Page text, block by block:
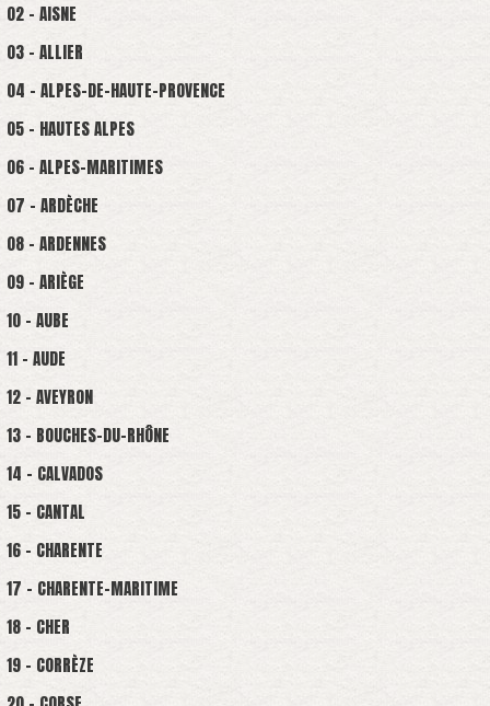
02 - AISNE
03 - ALLIER
04 - ALPES-DE-HAUTE-PROVENCE
05 - HAUTES ALPES
06 - ALPES-MARITIMES
07 - ARDÈCHE
08 - ARDENNES
09 - ARIÈGE
10 - AUBE
11 - AUDE
12 - AVEYRON
13 - BOUCHES-DU-RHÔNE
14 - CALVADOS
15 - CANTAL
16 - CHARENTE
17 - CHARENTE-MARITIME
18 - CHER
19 - CORRÈZE